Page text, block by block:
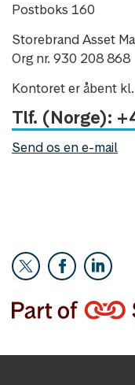
Postboks 160
Storebrand Asset
Org nr. 930 208 868
Kontoret er åbent
Tlf. (Norge):
Send os en e-mail